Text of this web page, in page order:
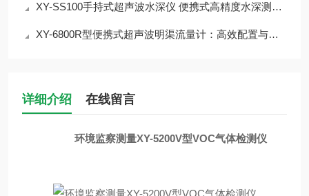
XY-SS100手持式超声波水深仪 便携式高精度水深测量仪
XY-6800R型便携式超声波明渠流量计：高效配置与应用指南
详细介绍 在线留言
环境监察测量XY-5200V型VOC气体检测仪